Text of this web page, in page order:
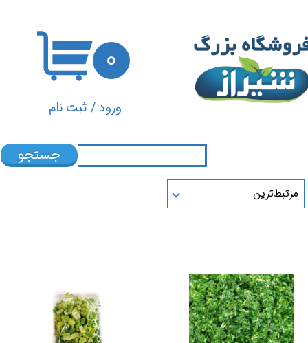
ورود/ ثبت نام
تغییر گذر واژه
سفارشات
۰
جستجو
مرتبط‌ترین